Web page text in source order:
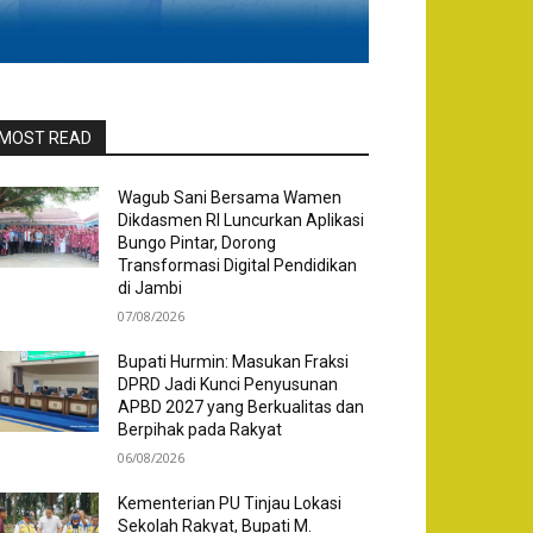
READ
Wagub Sani Bersama Wamen
Dikdasmen RI Luncurkan Aplikasi
Bungo Pintar, Dorong
Transformasi Digital Pendidikan
di Jambi
07/08/2026
Bupati Hurmin: Masukan Fraksi
DPRD Jadi Kunci Penyusunan
APBD 2027 yang Berkualitas dan
Berpihak pada Rakyat
06/08/2026
Kementerian PU Tinjau Lokasi
Sekolah Rakyat, Bupati M.